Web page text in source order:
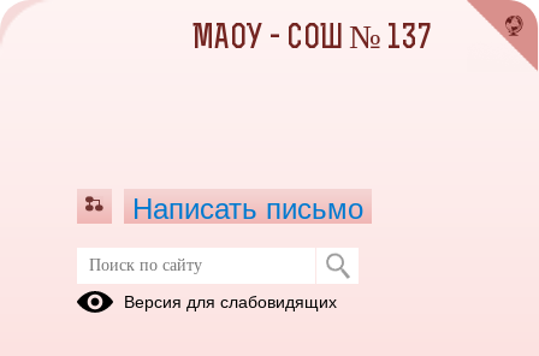
Баннеры, биллборды, памятки
МАОУ - СОШ № 137
Написать письмо
Версия для слабовидящих